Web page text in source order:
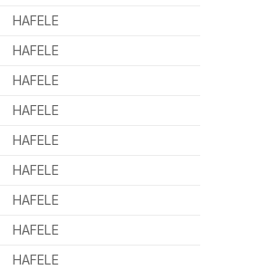
HAFELE
HAFELE
HAFELE
HAFELE
HAFELE
HAFELE
HAFELE
HAFELE
HAFELE